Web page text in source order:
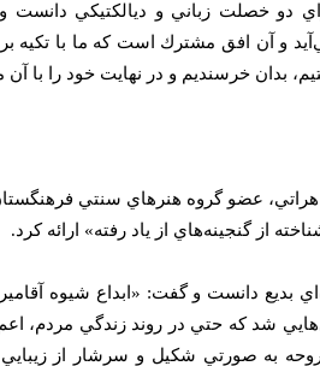
دو خصلت زباني و ديالكتيكي
و آن افق مشترك است كه ما با تكيه
بدان خرسنديم و در نهايت خود را با
عضو گروه هنرهاي سنتي
از گنجينه‌هاي از ياد رفته» ارائه كرد.
بديع دانست و گفت: «ابداع شيوه
شد كه حتي در روند زندگي مردم،
به صورتي شكيل و سرشار از